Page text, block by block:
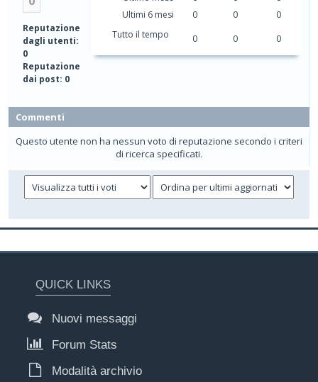
Reputazione
dagli utenti:
0
Reputazione
dai post: 0
Ultimi 6 mesi
0 0
0
Tutto il tempo
0 0 0
Commenti
Questo utente non ha nessun voto di reputazione secondo i criteri
di ricerca specificati.
QUICK LINKS
Nuovi messaggi
Forum Stats
Modalità archivio